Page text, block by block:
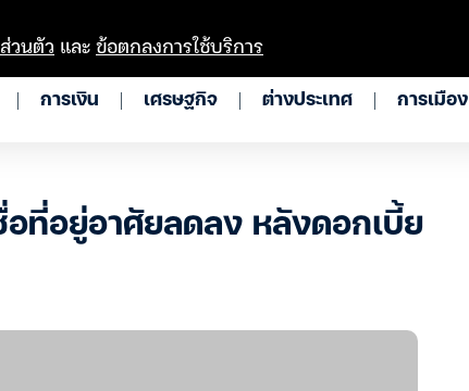
การเงิน เศรษฐกิจ ต่างประเทศ การเมือง
อที่อยู่อาศัยลดลง หลังดอกเบี้ย
วนตัว และข้อตกลงการใช้บริการ